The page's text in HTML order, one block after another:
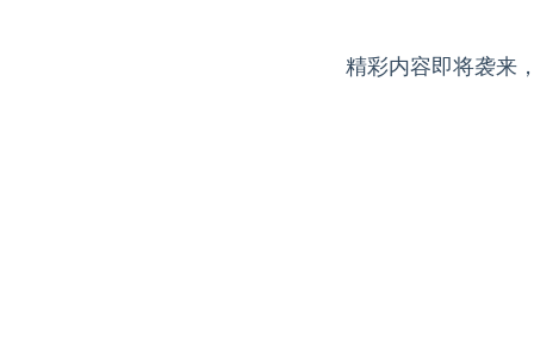
精彩内容即将袭来